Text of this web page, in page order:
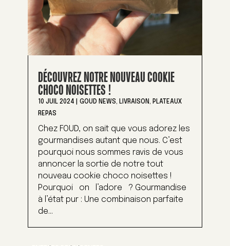
DÉCOUVREZ NOTRE NOUVEAU COOKIE
CHOCO NOISETTES !
10 JUIL 2024 GOUD NEWS, LIVRAISON, PLATEAUX
REPAS
Chez FOUD, on sait que vous adorez les
gourmandises autant que nous. C’est
pourquoi nous sommes ravis de vous
annoncer la sortie de notre tout
nouveau cookie choco noisettes !
Pourquoi on l’adore ? Gourmandise
à l’état pur : Une combinaison parfaite
de...